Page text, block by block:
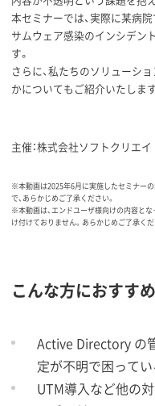
本セミナーでは、実際に某病
サムウェア感染のインシデン
す。
さらに、私たちのソリューシ
かについてもご紹介いたします
主催：株式会社ソフトクリエイ
※本動画は2025年6月に実施したセミナー
で、あらかじめご了承ください。
※本動画は、エンドユーザ様向けの内容と
け付けておりません。あらかじめご了承くだ
こんな方におすす
Active Directory の
定が不明で困って
UTM導入など他の